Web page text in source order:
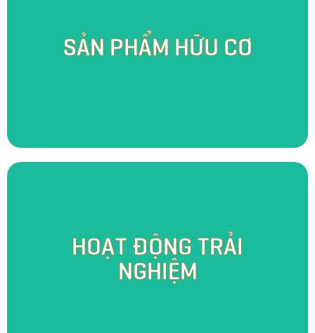
SẢN PHẨM HỮU CƠ
trùn quế, … đó là hương thơm của những ấp ủ và tâm huyết
đem đến sản phẩm tươi sạch và an toàn cho người sử dụng.
Tại đây, bạn có thể nghe thấy tiếng cá quẫy nước nơi mặt hồ,
HOẠT ĐỘNG TRẢI
NGHIỆM
Một ngày tại SomoFarm Cửu Long, bạn sẽ được hóa thân thành
người con miền Tây thực thụ với những hoạt động trải nghiệm
đặc trưng đầy thú vị như câu cá, bơi thuyền, tát mương bắt cá,
chăm sóc và thu hoạch rau củ, trái cây. Bên cạnh đó, bạn còn
có cơ hội trực tiếp tham quan lò rượu chưng cất “Cửu Long Mỹ
Tửu” - nơi lưu giữ nét đẹp truyền thống một thời vang danh.